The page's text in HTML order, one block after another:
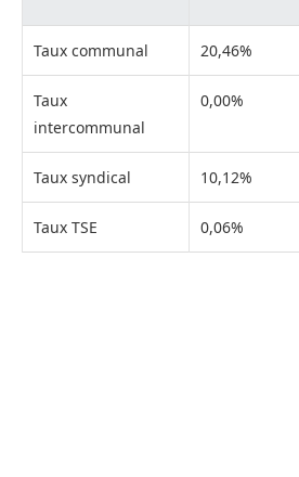
Taux communal 20,46%
Taux
intercommunal
0,00%
Taux syndical 10,12%
Taux TSE 0,06%